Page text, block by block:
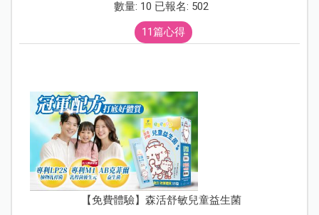
數量: 10 已報名: 502
11篇心得
【免費體驗】森活舒敏兒童益生菌